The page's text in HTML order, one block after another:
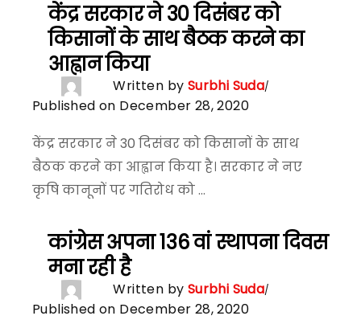
केंद्र सरकार ने 30 दिसंबर को
किसानों के साथ बैठक करने का
आह्वान किया
Written by Surbhi Suda
Published on December 28, 2020
केंद्र सरकार ने 30 दिसंबर को किसानों के साथ
बैठक करने का आह्वान किया है। सरकार ने नए
कृषि कानूनों पर गतिरोध को ...
कांग्रेस अपना 136 वां स्थापना दिवस
मना रही है
Written by Surbhi Suda
Published on December 28, 2020